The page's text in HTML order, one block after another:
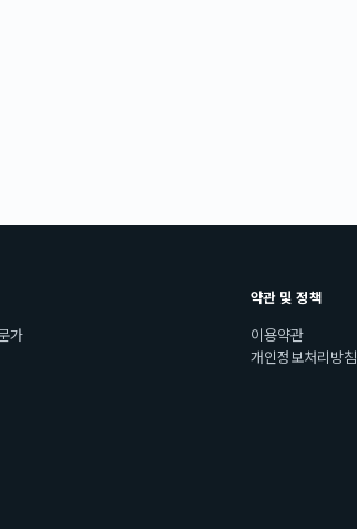
가
약관 및 정책
이용약관
개인정보처리방침